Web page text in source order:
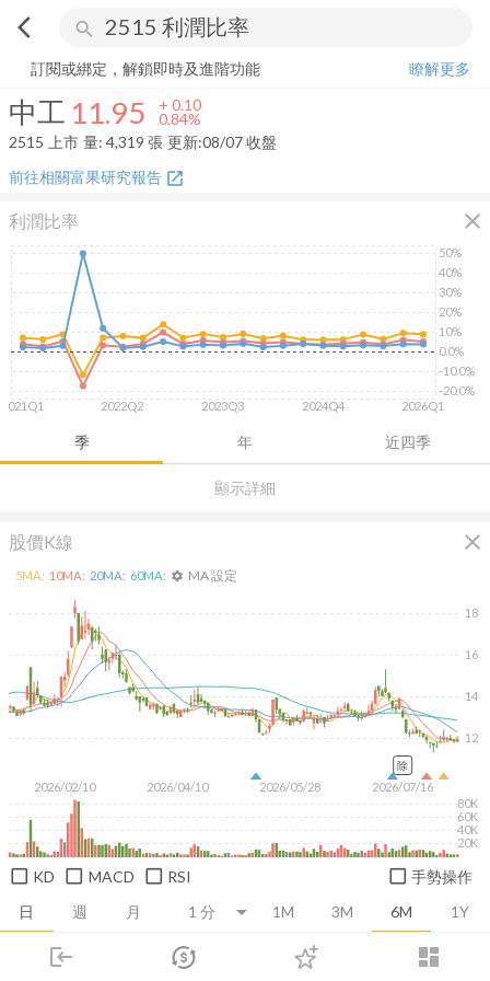
arrow_back_ios search
login dashboard
市場 登入
中工 11.95+ 0.84%
訂閱或綁定，解鎖即時及進階功能
瞭解更多
中工 11.95 + 0.10
0.84%
2515
上市 量: 4,319 張 更新:08/07 收盤
前往相關富果研究報告 open_in_new
利潤比率 close
顯示詳細
季 年 近四季
2021Q1 2022Q2 2023Q3 2024Q4 2026Q1
-20.0%
-10.0%
0.0%
10%
20%
30%
40%
50%
股價K線 close
日 週 月 1M 3M 6M 1Y
2026/02/10 2026/04/10 2026/05/28 2026/07/16
12
14
16
18
20K
40K
60K
80K
5MA: 10MA: 20MA: 60MA: settings MA 設定
除
KD MACD RSI 手勢操作
推薦卡片 消息面 財務報